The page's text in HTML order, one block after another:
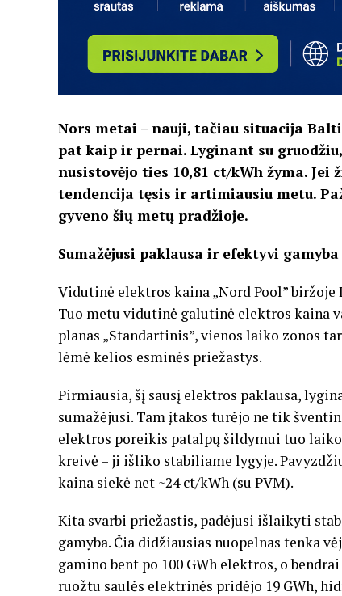
Nors metai – nauji, tačiau situacija
pat kaip ir pernai. Lyginant su
nusistovėjo ties 10,81 ct/kWh žyma.
tendencija tęsis ir artimiausiu metu.
gyveno šių metų pradžioje.
Sumažėjusi paklausa ir efektyvi gamyba
Vidutinė elektros kaina „Nord Pool” biržoje
Tuo metu vidutinė galutinė elektros kaina
planas „Standartinis”, vienos laiko zonos
lėmė kelios esminės priežastys.
Pirmiausia, šį sausį elektros paklausa,
sumažėjusi. Tam įtakos turėjo ne tik
elektros poreikis patalpų šildymui tuo
kreivė – ji išliko stabiliame lygyje.
kaina siekė net ~24 ct/kWh (su PVM).
Kita svarbi priežastis, padėjusi išlaikyti
gamyba. Čia didžiausias nuopelnas tenka
gamino bent po 100 GWh elektros, o
ruožtu saulės elektrinės pridėjo 19 GWh,